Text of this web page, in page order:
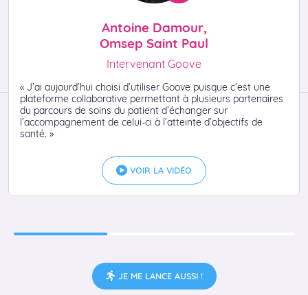
Antoine Damour,
Omsep Saint Paul
Intervenant Goove
« J’ai aujourd’hui choisi d’utiliser Goove puisque c’est une
plateforme collaborative permettant à plusieurs partenaires
du parcours de soins du patient d’échanger sur
l’accompagnement de celui-ci à l’atteinte d’objectifs de
santé. »
VOIR LA VIDÉO
JE ME LANCE AUSSI !